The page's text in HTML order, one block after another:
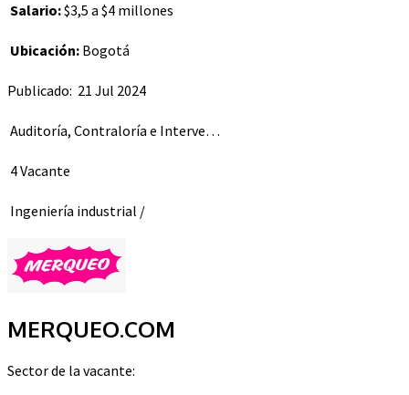
Salario:$3,5 a $4 millones
Ubicación: Bogotá
Publicado: 21 Jul 2024
Auditoría, Contraloría e Interve…
4 Vacante
Ingeniería industrial /
MERQUEO.COM
Sector de la vacante: